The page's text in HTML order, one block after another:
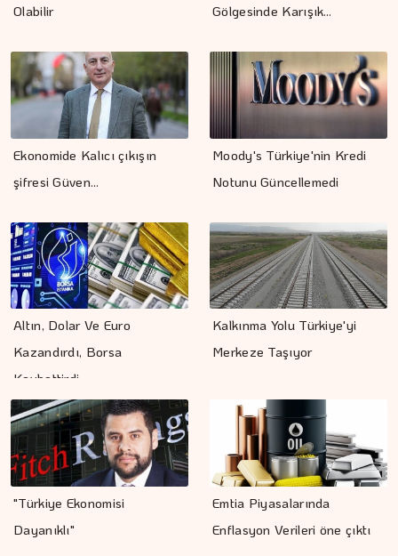
Olabilir
Gölgesinde Karışık…
Ekonomide Kalıcı çıkışın
şifresi Güven…
Moody's Türkiye'nin Kredi
Notunu Güncellemedi
Altın, Dolar Ve Euro
Kazandırdı, Borsa
Kaybettirdi
Kalkınma Yolu Türkiye'yi
Merkeze Taşıyor
"Türkiye Ekonomisi
Dayanıklı"
Emtia Piyasalarında
Enflasyon Verileri öne çıktı